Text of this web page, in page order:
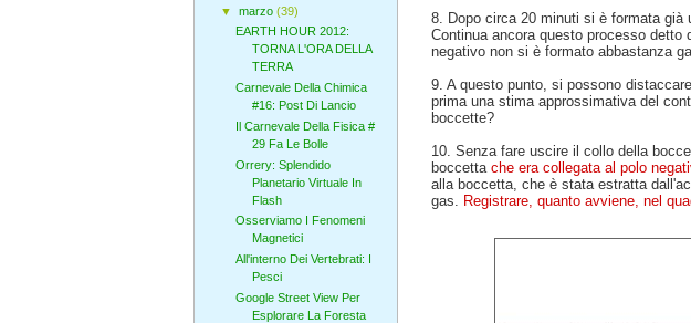
8. Dopo circa 20 minuti si è formata già
Continua ancora questo processo detto
negativo non si è formato abbastanza
9. A questo punto, si possono
prima una stima approssimativa del
boccette?
10. Senza fare uscire il collo della
boccetta che era collegata al polo
alla boccetta, che è stata estratta
gas. Registrare, quanto avviene, nel
▼ marzo (39)
EARTH HOUR 2012:
TORNA L'ORA DELLA
TERRA
Carnevale Della Chimica
#16: Post Di Lancio
Il Carnevale Della Fisica #
29 Fa Le Bolle
Orrery: Splendido
Planetario Virtuale In
Flash
Osserviamo I Fenomeni
Magnetici
All'interno Dei Vertebrati: I
Pesci
Google Street View Per
Esplorare La Foresta